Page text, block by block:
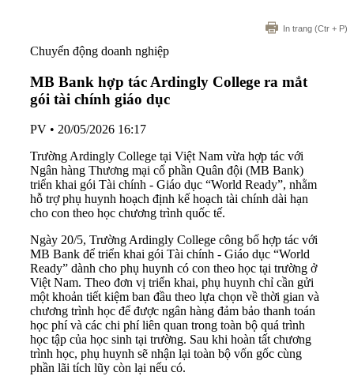
In trang (Ctr + P)
Chuyển động doanh nghiệp
MB Bank hợp tác Ardingly College ra mắt
gói tài chính giáo dục
PV • 20/05/2026 16:17
Trường Ardingly College tại Việt Nam vừa hợp tác với
Ngân hàng Thương mại cổ phần Quân đội (MB Bank)
triển khai gói Tài chính - Giáo dục “World Ready”, nhằm
hỗ trợ phụ huynh hoạch định kế hoạch tài chính dài hạn
cho con theo học chương trình quốc tế.
Ngày 20/5, Trường Ardingly College công bố hợp tác với
MB Bank để triển khai gói Tài chính - Giáo dục “World
Ready” dành cho phụ huynh có con theo học tại trường ở
Việt Nam. Theo đơn vị triển khai, phụ huynh chỉ cần gửi
một khoản tiết kiệm ban đầu theo lựa chọn về thời gian và
chương trình học để được ngân hàng đảm bảo thanh toán
học phí và các chi phí liên quan trong toàn bộ quá trình
học tập của học sinh tại trường. Sau khi hoàn tất chương
trình học, phụ huynh sẽ nhận lại toàn bộ vốn gốc cùng
phần lãi tích lũy còn lại nếu có.